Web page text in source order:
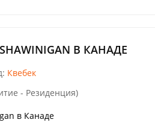
В КАНАДЕ
Квебек
- Резиденция)
в Канаде